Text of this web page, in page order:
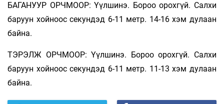
БАГАНУУР ОРЧМООР: Үүлшинэ. Бороо орохгүй. Салхи
баруун хойноос секундэд 6-11 метр. 14-16 хэм дулаан
байна.
ТЭРЭЛЖ ОРЧМООР: Үүлшинэ. Бороо орохгүй. Салхи
баруун хойноос секундэд 6-11 метр. 11-13 хэм дулаан
байна.